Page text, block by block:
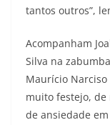
tantos outros”,
Acompanham
Silva na
Maurício Narciso
muito festejo,
de ansiedade